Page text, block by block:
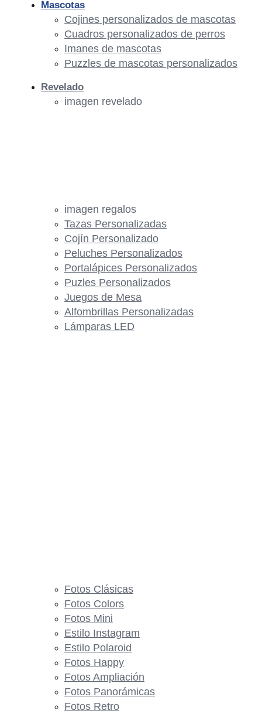
imagen regalos
Tazas Personalizadas
Cojín Personalizado
Peluches Personalizados
Portalápices Personalizados
Puzles Personalizados
Juegos de Mesa
Alfombrillas Personalizadas
Lámparas LED
Mascotas
Cojines personalizados de mascotas
Cuadros personalizados de perros
Imanes de mascotas
Puzzles de mascotas personalizados
Revelado
imagen revelado
Fotos Clásicas
Fotos Colors
Fotos Mini
Estilo Instagram
Estilo Polaroid
Fotos Happy
Fotos Ampliación
Fotos Panorámicas
Fotos Retro